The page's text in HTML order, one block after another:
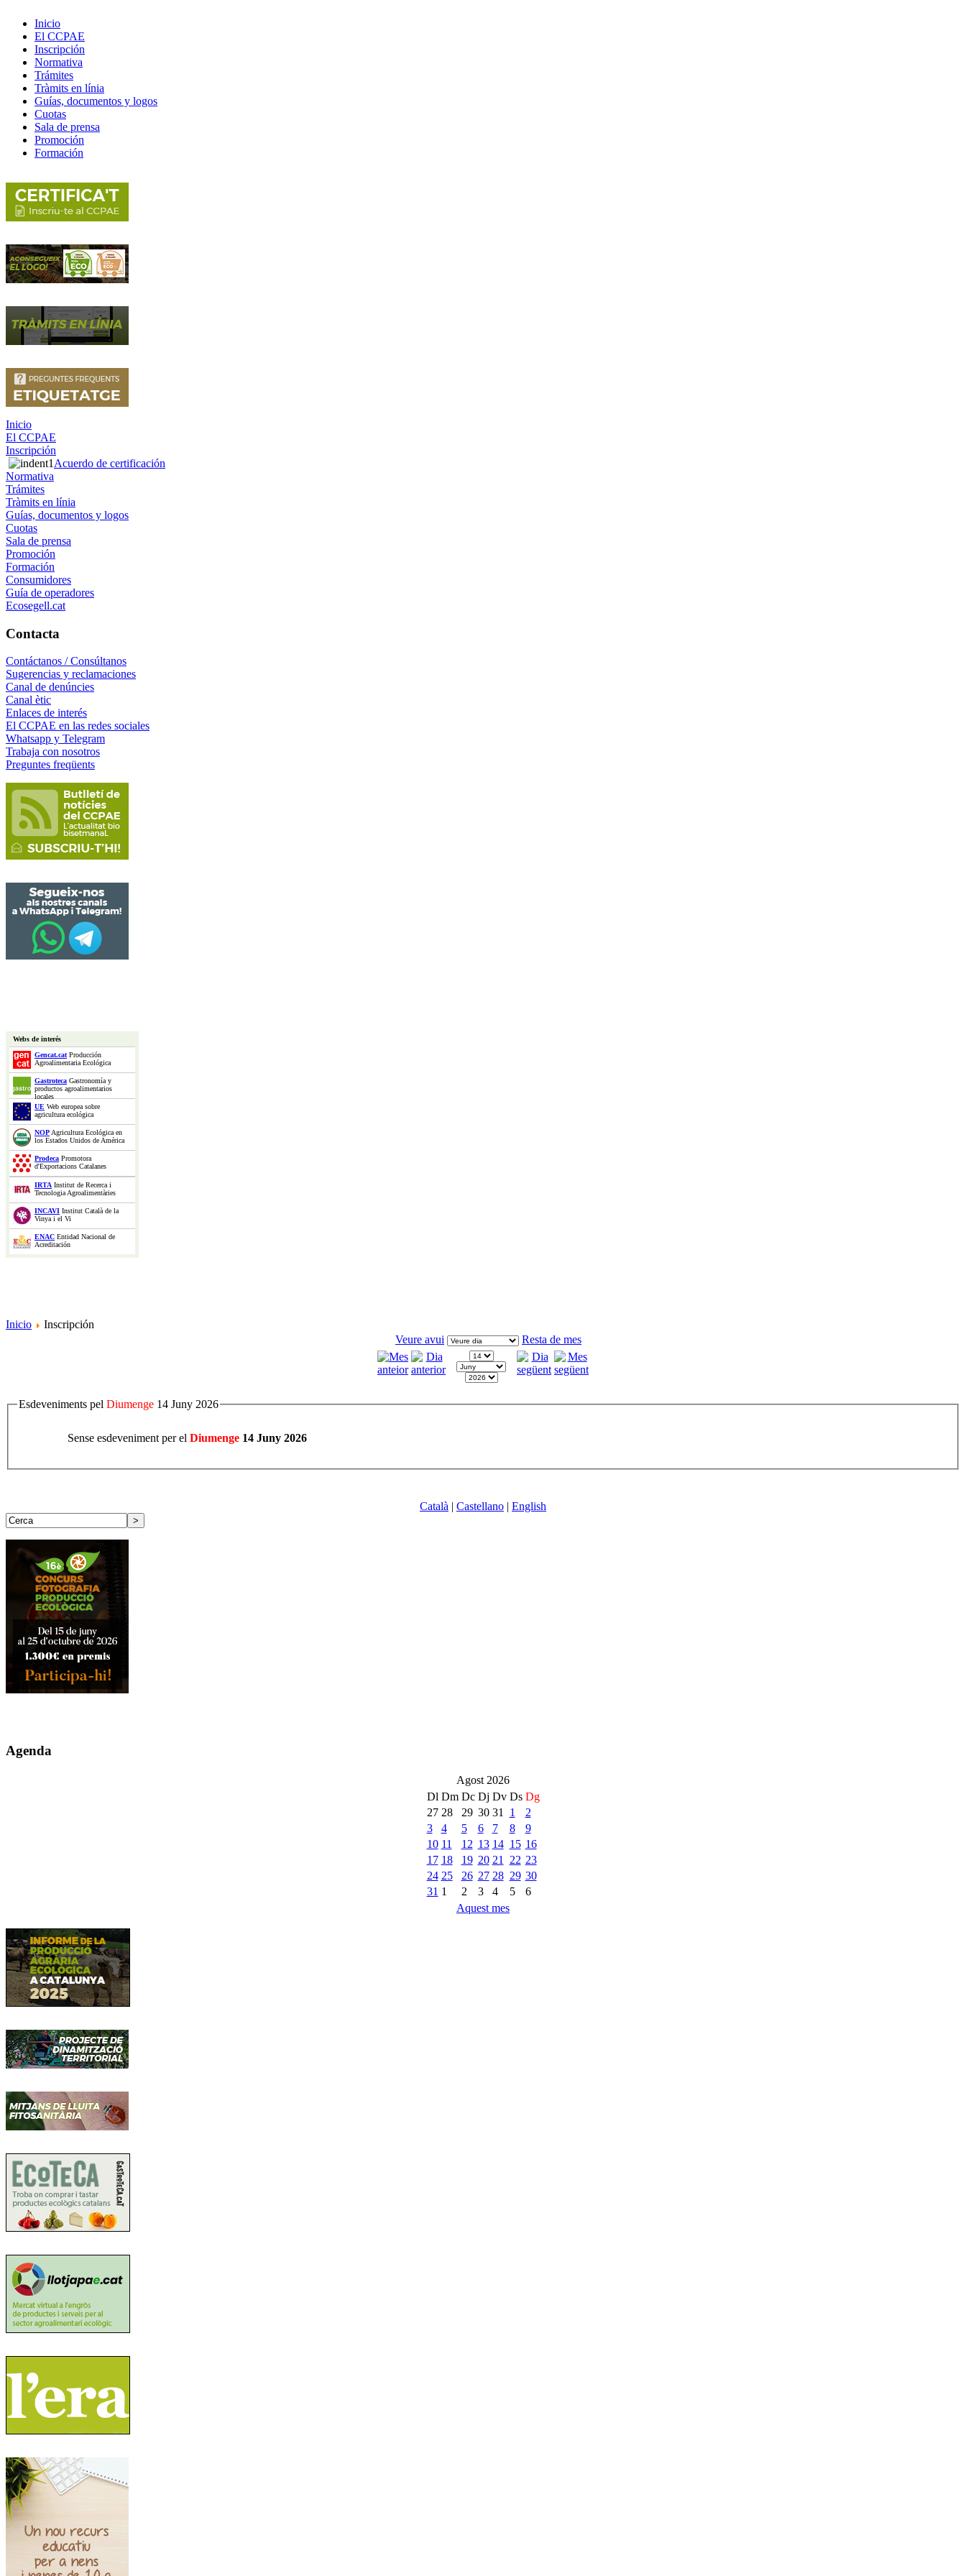
Inicio
El CCPAE
Inscripción
Normativa
Trámites
Tràmits en línia
Guías, documentos y logos
Cuotas
Sala de prensa
Promoción
Formación
Inicio
El CCPAE
Inscripción
Acuerdo de certificación
Normativa
Trámites
Tràmits en línia
Guías, documentos y logos
Cuotas
Sala de prensa
Promoción
Formación
Consumidores
Guía de operadores
Ecosegell.cat
Contacta
Contáctanos / Consúltanos
Sugerencias y reclamaciones
Canal de denúncies
Canal ètic
Enlaces de interés
El CCPAE en las redes sociales
Whatsapp y Telegram
Trabaja con nosotros
Preguntes freqüents
Webs de interés
Gencat.catProducción
Agroalimentaria Ecológica
Gastroteca Gastronomía y
productos agroalimentarios
locales
UE Web europea sobre
agricultura ecológica
NOPAgricultura Ecológica en
los Estados Unidos de América
Prodeca Promotora
d'Exportacions Catalanes
IRTA Institut de Recerca i
Tecnologia Agroalimentàries
INCAVI Institut Català de la
Vinya i el Vi
ENAC Entidad Nacional de
Acreditación
Inicio
Inscripción
Veure avui
Resta de mes
Esdeveniments pel Diumenge 14 Juny 2026
Sense esdeveniment per el Diumenge 14 Juny 2026
Català | Castellano | English
Agenda
Agost 2026
Dl Dm Dc Dj Dv Ds Dg
27 28 29 30 31 1
2
3
4 5 6 7 8
9
10 11 12 13 14 15 16
17 18 19 20 21 22 23
24 25 26 27 28 29 30
31 1 2 3 4 5
6
Aquest mes